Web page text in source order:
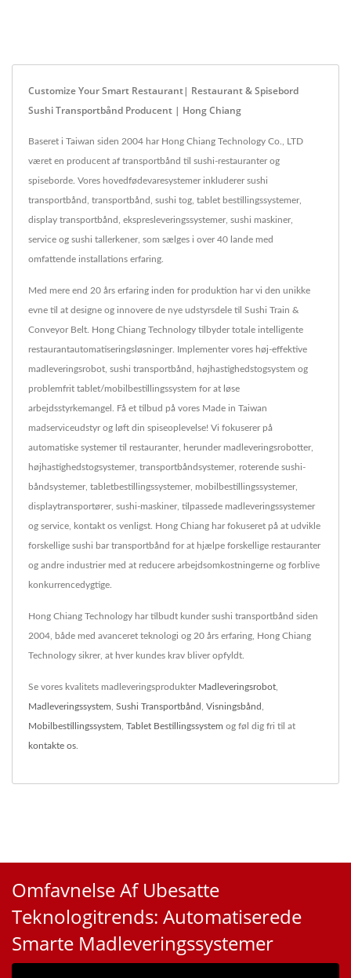
Customize Your Smart Restaurant| Restaurant & Spisebord
Sushi Transportbånd Producent | Hong Chiang
Baseret i Taiwan siden 2004 har Hong Chiang Technology Co., LTD
været en producent af transportbånd til sushi-restauranter og
spiseborde. Vores hovedfødevaresystemer inkluderer sushi
transportbånd, transportbånd, sushi tog, tablet bestillingssystemer,
display transportbånd, ekspresleveringssystemer, sushi maskiner,
service og sushi tallerkener, som sælges i over 40 lande med
omfattende installations erfaring.
Med mere end 20 års erfaring inden for produktion har vi den unikke
evne til at designe og innovere de nye udstyrsdele til Sushi Train &
Conveyor Belt. Hong Chiang Technology tilbyder totale intelligente
restaurantautomatiseringsløsninger. Implementer vores høj-effektive
madleveringsrobot, sushi transportbånd, højhastighedstogsystem og
problemfrit tablet/mobilbestillingssystem for at løse
arbejdsstyrkemangel. Få et tilbud på vores Made in Taiwan
madserviceudstyr og løft din spiseoplevelse! Vi fokuserer på
automatiske systemer til restauranter, herunder madleveringsrobotter,
højhastighedstogsystemer, transportbåndsystemer, roterende sushi-
båndsystemer, tabletbestillingssystemer, mobilbestillingssystemer,
displaytransportører, sushi-maskiner, tilpassede madleveringssystemer
og service, kontakt os venligst. Hong Chiang har fokuseret på at udvikle
forskellige sushi bar transportbånd for at hjælpe forskellige restauranter
og andre industrier med at reducere arbejdsomkostningerne og forblive
konkurrencedygtige.
Hong Chiang Technology har tilbudt kunder sushi transportbånd siden
2004, både med avanceret teknologi og 20 års erfaring, Hong Chiang
Technology sikrer, at hver kundes krav bliver opfyldt.
Se vores kvalitets madleveringsprodukter Madleveringsrobot
Madleveringssystem Sushi Transportbånd Visningsbånd
Mobilbestillingssystem Tablet Bestillingssystem og føl dig fri til at
kontakte os
Omfavnelse Af Ubesatte
Teknologitrends: Automatiserede
Smarte Madleveringssystemer